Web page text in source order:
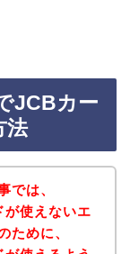
JCBカー
法
では、
使えないエ
ために、